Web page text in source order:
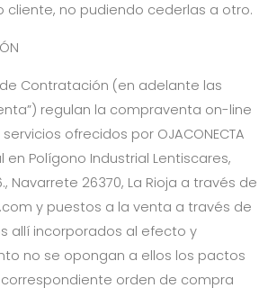
cliente, no pudiendo cederlas a otro.
Contratación (en adelante las
regulan la compraventa on-line
ofrecidos por OJACONECTA
en Polígono Industrial Lentiscares,
, Navarrete 26370, La Rioja a través de
y puestos a la venta a través de
allí incorporados al efecto y
no se opongan a ellos los pactos
orden de compra